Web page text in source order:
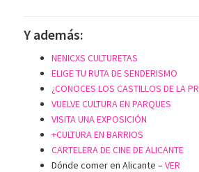
Y además:
NENICXS CULTURETAS
ELIGE TU RUTA DE SENDERISMO
¿CONOCES LOS CASTILLOS DE LA
VUELVE CULTURA EN PARQUES
VISITA UNA EXPOSICIÓN
+CULTURA EN BARRIOS
CARTELERA DE CINE DE ALICANTE
Dónde comer en Alicante –VER